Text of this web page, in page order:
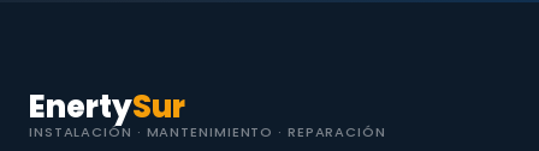
EnertySur
INSTALACIÓN · MANTENIMIENTO · REPARACIÓN